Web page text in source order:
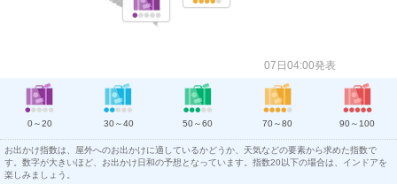
07日04:00発表
0～20 30～40 50～60 70～80 90～100
お出かけ指数は、屋外へのお出かけに適しているかどうか、天気などの要素から求めた指数で
す。数字が大きいほど、お出かけ日和の予想となっています。指数20以下の場合は、インドアを
楽しみましょう。